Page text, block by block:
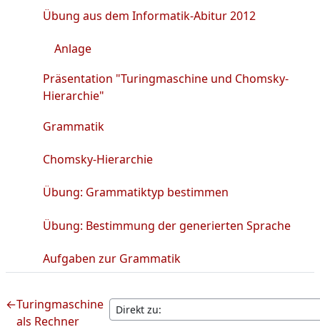
Übung aus dem Informatik-Abitur 2012
Anlage
Präsentation "Turingmaschine und Chomsky-
Hierarchie"
Grammatik
Chomsky-HierarchieLink/URL
Übung: Grammatiktyp bestimmen
Übung: Bestimmung der generierten Sprache
Aufgaben zur Grammatik
←Turingmaschine
als Rechner